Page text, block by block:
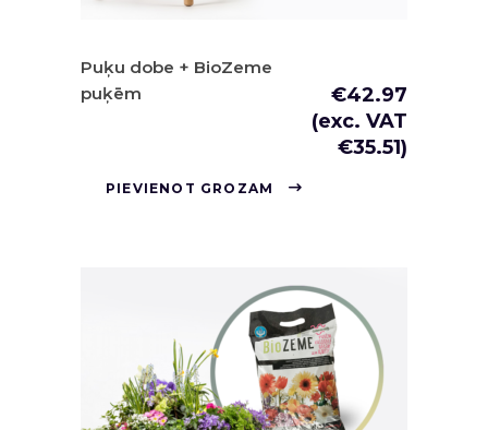
Puķu dobe + BioZeme
puķēm
€42.97
(exc. VAT
€35.51)
PIEVIENOT GROZAM